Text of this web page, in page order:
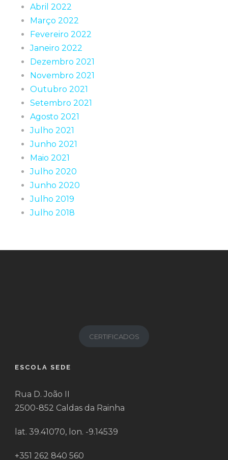
Abril 2022
Março 2022
Fevereiro 2022
Janeiro 2022
Dezembro 2021
Novembro 2021
Outubro 2021
Setembro 2021
Agosto 2021
Julho 2021
Junho 2021
Maio 2021
Julho 2020
Junho 2020
Julho 2019
Julho 2018
CERTIFICADOS
ESCOLA SEDE
Rua D. João II
2500-852 Caldas da Rainha
lat. 39.41070, lon. -9.14539
+351 262 840 560